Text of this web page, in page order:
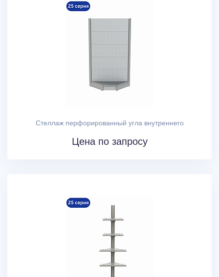
СКЛАДСКИЕ СТЕЛЛАЖИ
СПЕЦИАЛИЗИРОВАННЫЕ СТЕЛЛАЖИ
Боксы паллетные
Шкафы для сумок сетчатые
Стеллаж перфорированный угла внутреннего
Цена по запросу